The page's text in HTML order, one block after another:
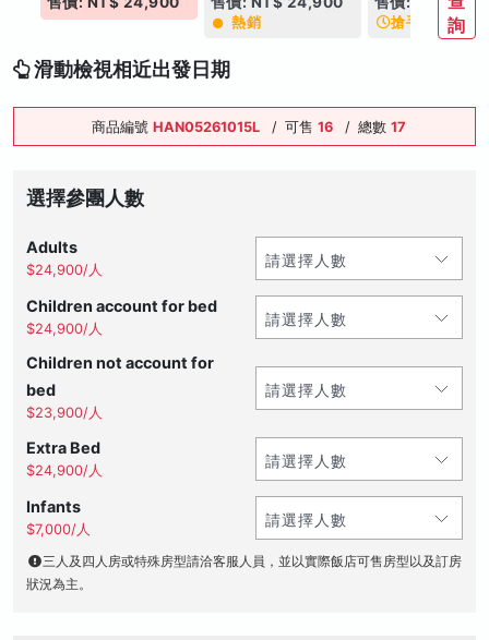
熱銷 搶手日期詢
滑動檢視相近出發日期
商品編號 HAN05261015L / 可售 16 / 總數 17
選擇參團人數
Adults
$24,900/人
Children account for bed
$24,900/人
Children not account for
bed
$23,900/人
Extra Bed
$24,900/人
Infants
$7,000/人
三人及四人房或特殊房型請洽客服人員，並以實際飯店可售房型以及訂房
狀況為主。